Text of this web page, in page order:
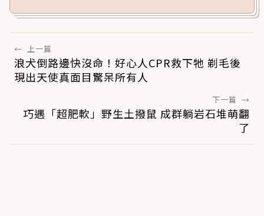
← 上一篇
浪犬倒路邊快沒命！好心人CPR救下牠 剃毛後
現出天使真面目驚呆所有人
下一篇 →
巧遇「超肥軟」野生土撥鼠 成群躺岩石堆萌翻
了